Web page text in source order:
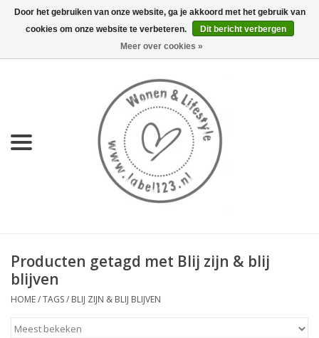
0 Artikelen - €0,00
KEUKEN
LIFESTYLE
Producten getagd met Blij zijn & blij
blijven
HOME/TAGS/ BLIJ ZIJN & BLIJ BLIJVEN
Door het gebruiken van onze website, ga je akkoord met het gebruik van
cookies om onze website te verbeteren.
Dit bericht verbergen
Meer over cookies »